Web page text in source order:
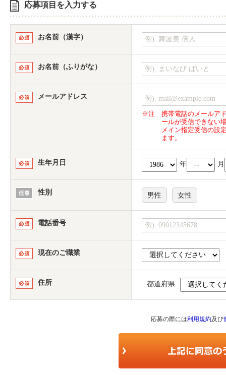
応募項目を入力する
お名前（漢字）
お名前（ふりがな）
メールアドレス
※注
携帯電話のメールア
ールが受信できない
メイン指定受信の設
ます。
生年月日 年 月
性別 男性 女性
電話番号
現在のご職業
住所 都道府県
応募の際には利用規約及び